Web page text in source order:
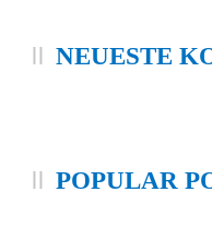
NEUESTE
POPULAR